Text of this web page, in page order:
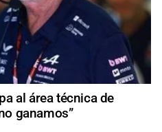
al área técnica de
ganamos”